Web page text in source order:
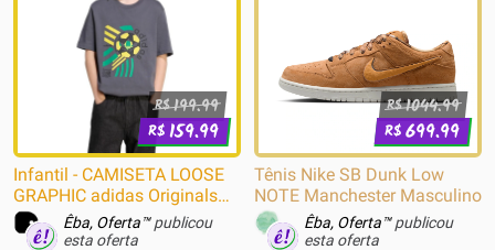
R$199.99
R$159.99
Infantil - CAMISETA LOOSE
GRAPHIC adidas Originals
Cinza
Êba, Oferta™publicou
esta oferta
R$1044.99
R$699.99
Tênis Nike SB Dunk Low
NOTE Manchester Masculino
Êba, Oferta™publicou
esta oferta